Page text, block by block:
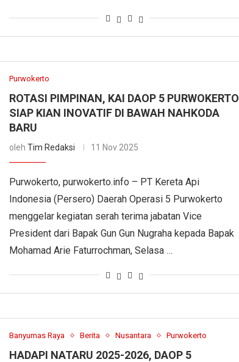
Purwokerto
ROTASI PIMPINAN, KAI DAOP 5 PURWOKERTO
SIAP KIAN INOVATIF DI BAWAH NAHKODA
BARU
olehTim Redaksi 11 Nov 2025
Purwokerto, purwokerto.info – PT Kereta Api
Indonesia (Persero) Daerah Operasi 5 Purwokerto
menggelar kegiatan serah terima jabatan Vice
President dari Bapak Gun Gun Nugraha kepada Bapak
Mohamad Arie Faturrochman, Selasa …
Banyumas Raya Berita Nusantara Purwokerto
HADAPI NATARU 2025-2026, DAOP 5